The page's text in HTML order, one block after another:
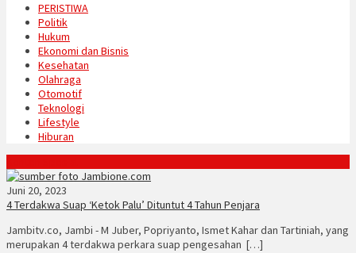
PERISTIWA
Politik
Hukum
Ekonomi dan Bisnis
Kesehatan
Olahraga
Otomotif
Teknologi
Lifestyle
Hiburan
Juni 20, 2023
4 Terdakwa Suap ‘Ketok Palu’ Dituntut 4 Tahun Penjara
Jambitv.co, Jambi - M Juber, Popriyanto, Ismet Kahar dan Tartiniah, yang
merupakan 4 terdakwa perkara suap pengesahan […]